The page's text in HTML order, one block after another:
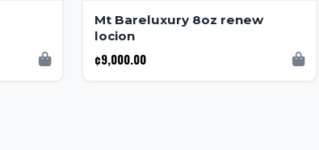
Mt Bareluxury 8oz renew
locion
¢9,000.00